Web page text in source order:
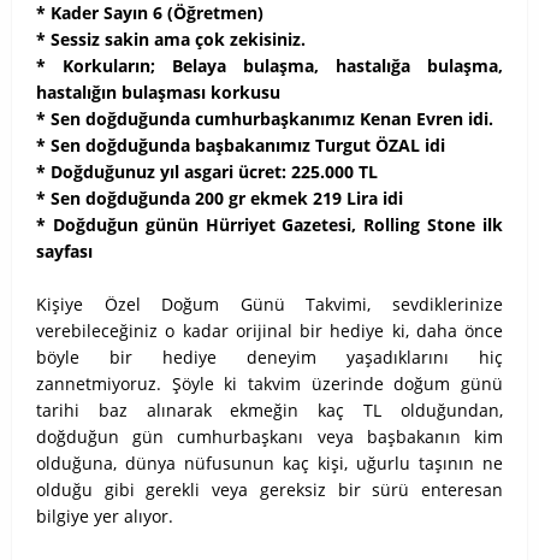
* Kader Sayın 6 (Öğretmen)
* Sessiz sakin ama çok zekisiniz.
* Korkuların; Belaya bulaşma, hastalığa bulaşma,
hastalığın bulaşması korkusu
* Sen doğduğunda cumhurbaşkanımız Kenan Evren idi.
* Sen doğduğunda başbakanımız Turgut ÖZAL idi
* Doğduğunuz yıl asgari ücret: 225.000 TL
* Sen doğduğunda 200 gr ekmek 219 Lira idi
* Doğduğun günün Hürriyet Gazetesi, Rolling Stone ilk
sayfası
Kişiye Özel Doğum Günü Takvimi, sevdiklerinize
verebileceğiniz o kadar orijinal bir hediye ki, daha önce
böyle bir hediye deneyim yaşadıklarını hiç
zannetmiyoruz. Şöyle ki takvim üzerinde doğum günü
tarihi baz alınarak ekmeğin kaç TL olduğundan,
doğduğun gün cumhurbaşkanı veya başbakanın kim
olduğuna, dünya nüfusunun kaç kişi, uğurlu taşının ne
olduğu gibi gerekli veya gereksiz bir sürü enteresan
bilgiye yer alıyor.